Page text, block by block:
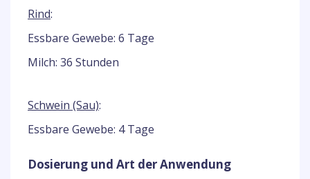
Rind:
Essbare Gewebe: 6 Tage
Milch: 36 Stunden
Schwein (Sau):
Essbare Gewebe: 4 Tage
Dosierung und Art der Anwendung